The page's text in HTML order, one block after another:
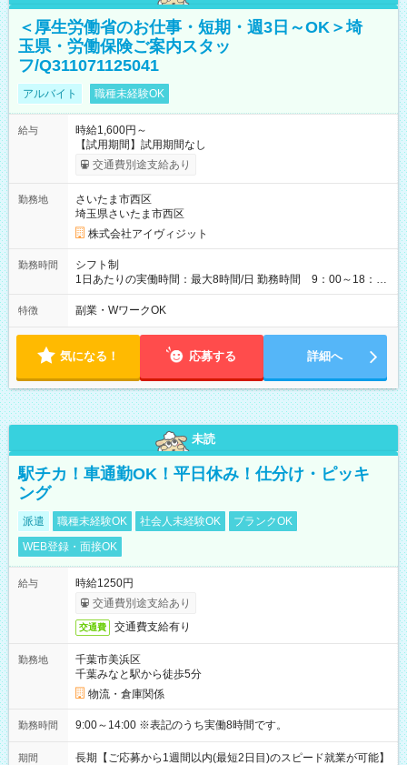
＜厚生労働省のお仕事・短期・週3日～OK＞埼
玉県・労働保険ご案内スタッ
フ/Q311071125041
アルバイト 職種未経験OK
給与
時給1,600円～
【試用期間】試用期間なし
交通費別途支給あり
勤務地
さいたま市西区
埼玉県さいたま市西区
株式会社アイヴィジット
勤務時間
シフト制
1日あたりの実働時間：最大8時間/日 勤務時間 9：00～18：
00(実働8h、休憩1h) 土日祝含む週3日～OK、シフト制 ※もちろ
ん週5日勤務もOK♪ 勤務期間：2026年8月12日～9月9日※リスト
特徴 副業・WワークOK
気になる！ 応募する 詳細へ
未読
駅チカ！車通勤OK！平日休み！仕分け・ピッキ
ング
派遣 職種未経験OK 社会人未経験OK
ブランクOK
WEB登録・面接OK
給与
時給1250円
交通費別途支給あり
交通費 交通費支給有り
勤務地
千葉市美浜区
千葉みなと駅から徒歩5分
物流・倉庫関係
勤務時間 9:00～14:00 ※表記のうち実働8時間です。
期間
長期【ご応募から1週間以内(最短2日目)のスピード就業が可能】